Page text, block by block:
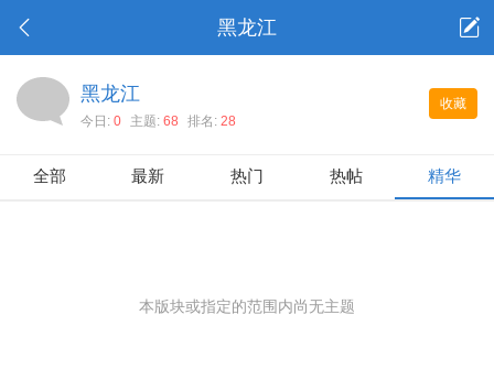
黑龙江
收藏
黑龙江
今日: 0 主题: 68 排名: 28
全部 最新 热门 热帖 精华
本版块或指定的范围内尚无主题